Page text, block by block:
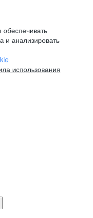
и анализировать
использования